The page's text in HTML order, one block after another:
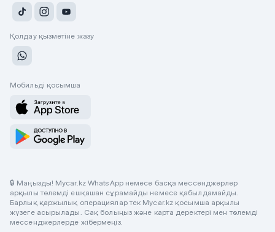
Қолдау қызметіне жазу
Мобильді қосымша
🔒 Маңызды! Mycar.kz WhatsApp немесе басқа мессенджерлер
арқылы төлемді ешқашан сұрамайды немесе қабылдамайды.
Барлық қаржылық операциялар тек Mycar.kz қосымша арқылы
жүзеге асырылады. Сақ болыңыз және карта деректері мен төлемді
мессенджерлерде жібермеңіз.